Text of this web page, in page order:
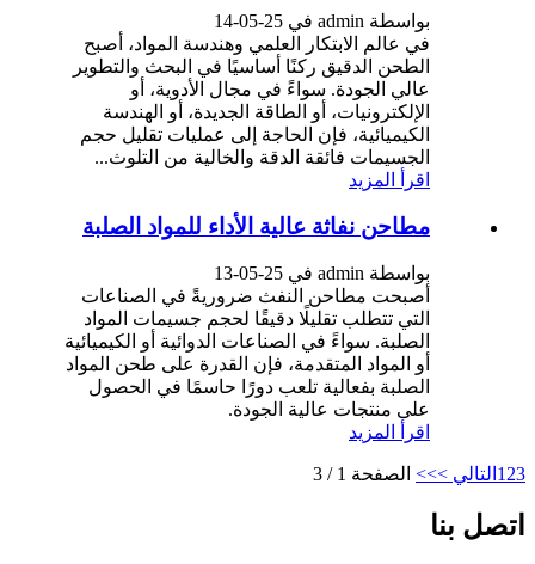
بواسطة admin في 25-05-14
في عالم الابتكار العلمي وهندسة المواد، أصبح
الطحن الدقيق ركنًا أساسيًا في البحث والتطوير
عالي الجودة. سواءً في مجال الأدوية، أو
الإلكترونيات، أو الطاقة الجديدة، أو الهندسة
الكيميائية، فإن الحاجة إلى عمليات تقليل حجم
الجسيمات فائقة الدقة والخالية من التلوث...
اقرأ المزيد
مطاحن نفاثة عالية الأداء للمواد الصلبة
بواسطة admin في 25-05-13
أصبحت مطاحن النفث ضروريةً في الصناعات
التي تتطلب تقليلًا دقيقًا لحجم جسيمات المواد
الصلبة. سواءً في الصناعات الدوائية أو الكيميائية
أو المواد المتقدمة، فإن القدرة على طحن المواد
الصلبة بفعالية تلعب دورًا حاسمًا في الحصول
على منتجات عالية الجودة.
اقرأ المزيد
1 23 التالي >>> الصفحة 1 / 3
اتصل بنا